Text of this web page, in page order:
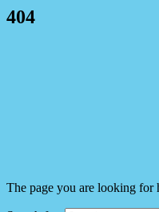
404
The page you are looking for